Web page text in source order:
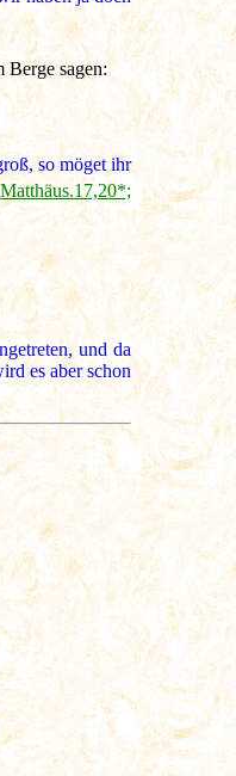
sagen:
so möget ihr
Matthäus.17,20*;
und da
es aber schon